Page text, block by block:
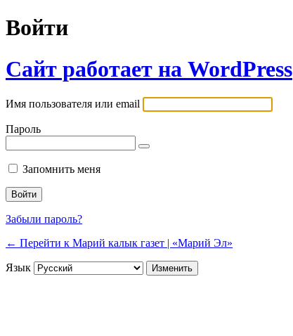
Войти
Сайт работает на WordPress
Имя пользователя или email
Пароль
Запомнить меня
Забыли пароль?
← Перейти к Марий калык газет | «Марий Эл»
Язык